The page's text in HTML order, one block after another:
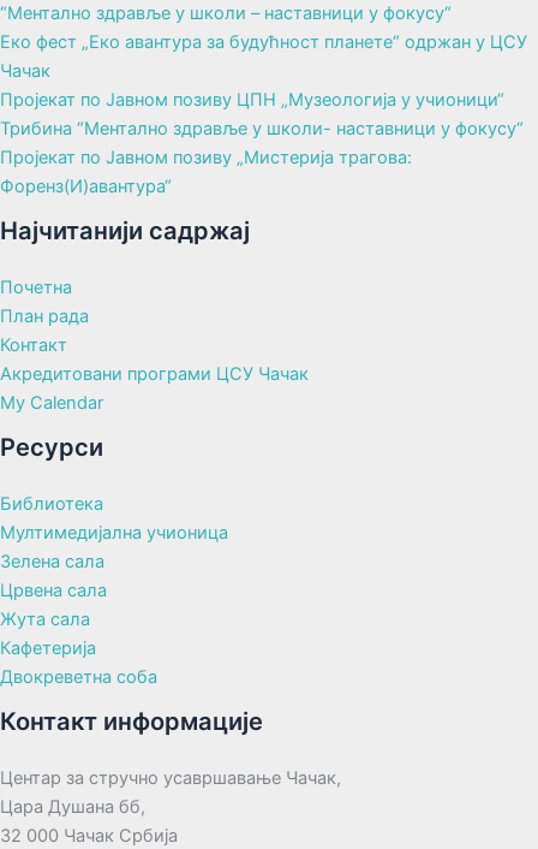
“Ментално здравље у школи – наставници у фокусу“
Еко фест „Еко авантура за будућност планете“ одржан у ЦСУ
Чачак
Пројекат по Јавном позиву ЦПН „Музеологија у учионици“
Трибина “Ментално здравље у школи- наставници у фокусу“
Пројекат по Јавном позиву „Мистерија трагова:
Форенз(И)авантура“
Најчитанији садржај
Почетна
План рада
Контакт
Акредитовани програми ЦСУ Чачак
My Calendar
Ресурси
Библиотека
Мултимедијална учионица
Зелена сала
Црвена сала
Жута сала
Кафетерија
Двокреветна соба
Контакт информације
Центар за стручно усавршавање Чачак,
Цара Душана бб,
32 000 Чачак Србија